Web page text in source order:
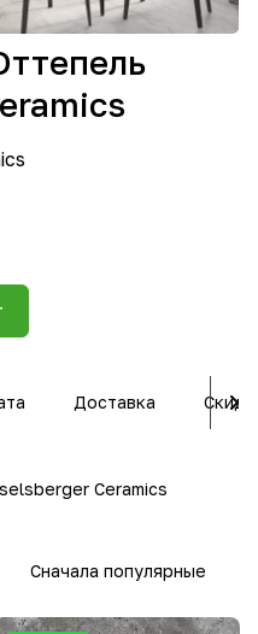
Доставка
Ceramics
Сначала популярные